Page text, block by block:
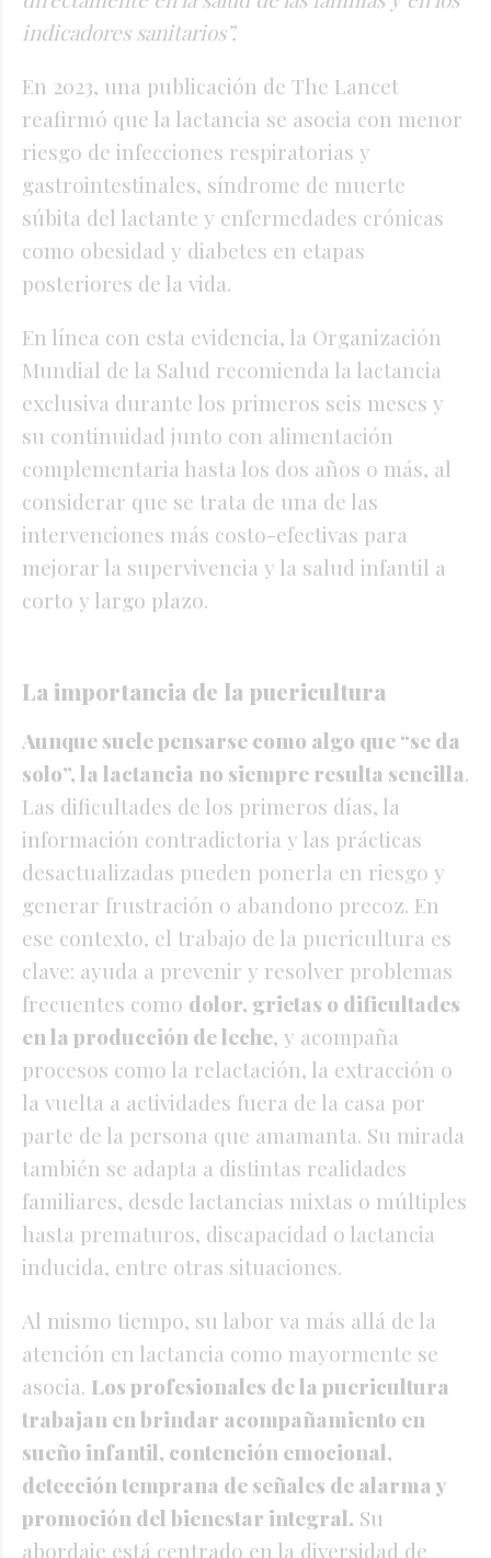
indicadores sanitarios”.
En 2023, una publicación de The Lancet
reafirmó que la lactancia se asocia con menor
riesgo de infecciones respiratorias y
gastrointestinales, síndrome de muerte
súbita del lactante y enfermedades crónicas
como obesidad y diabetes en etapas
posteriores de la vida.
En línea con esta evidencia, la Organización
Mundial de la Salud recomienda la lactancia
exclusiva durante los primeros seis meses y
su continuidad junto con alimentación
complementaria hasta los dos años o más, al
considerar que se trata de una de las
intervenciones más costo-efectivas para
mejorar la supervivencia y la salud infantil a
corto y largo plazo.
La importancia de la puericultura
Aunque suele pensarse como algo que “se da
solo”, la lactancia no siempre resulta sencilla.
Las dificultades de los primeros días, la
información contradictoria y las prácticas
desactualizadas pueden ponerla en riesgo y
generar frustración o abandono precoz. En
ese contexto, el trabajo de la puericultura es
clave: ayuda a prevenir y resolver problemas
frecuentes como dolor, grietas o dificultades
en la producción de leche, y acompaña
procesos como la relactación, la extracción o
la vuelta a actividades fuera de la casa por
parte de la persona que amamanta. Su mirada
también se adapta a distintas realidades
familiares, desde lactancias mixtas o múltiples
hasta prematuros, discapacidad o lactancia
inducida, entre otras situaciones.
Al mismo tiempo, su labor va más allá de la
atención en lactancia como mayormente se
asocia. Los profesionales de la puericultura
trabajan en brindar acompañamiento en
sueño infantil, contención emocional,
detección temprana de señales de alarma y
promoción del bienestar integral. Su
abordaje está centrado en la diversidad de